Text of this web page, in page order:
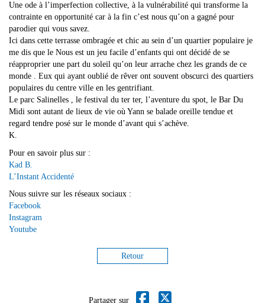
Une ode à l’imperfection collective, à la vulnérabilité qui transforme la
contrainte en opportunité car à la fin c’est nous qu’on a gagné pour
parodier qui vous savez.
Ici dans cette terrasse ombragée et chic au sein d’un quartier populaire je
me dis que le Nous est un jeu facile d’enfants qui ont décidé de se
réapproprier une part du soleil qu’on leur arrache chez les grands de ce
monde . Eux qui ayant oublié de rêver ont souvent obscurci des quartiers
populaires du centre ville en les gentrifiant.
Le parc Salinelles , le festival du ter ter, l’aventure du spot, le Bar Du
Midi sont autant de lieux de vie où Yann se balade oreille tendue et
regard tendre posé sur le monde d’avant qui s’achève.
K.
Pour en savoir plus sur :
Kad B.
L’Instant Accidenté
Nous suivre sur les réseaux sociaux :
Facebook
Instagram
Youtube
Retour
Partager sur